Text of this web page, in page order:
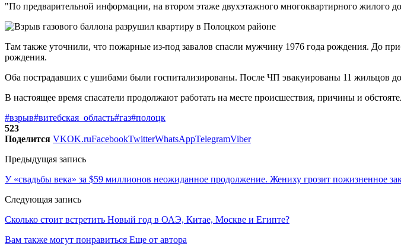
"По предварительной информации, на втором этаже двухэтажного многоквартирного жилого
Там также уточнили, что пожарные из-под завалов спасли мужчину 1976 года рождения. До
рождения.
Оба пострадавших с ушибами были госпитализированы. После ЧП эвакуированы 11 жильцов
В настоящее время спасатели продолжают работать на месте происшествия, причины и
#взрыв#витебская_область#газ#полоцк
523
Поделится VKOK.ruFacebookTwitterWhatsAppTelegramViber
Предыдущая запись
У «свадьбы века» за $59 миллионов неожиданное продолжение. Жениху грозит пожизненное
Следующая запись
Сколько стоит встретить Новый год в ОАЭ, Китае, Москве и Египте?
Вам также могут понравиться Еще от автора